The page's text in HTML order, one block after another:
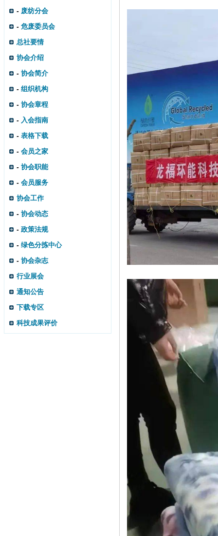
- 废纺分会
- 危废委员会
总社要情
协会介绍
- 协会简介
- 组织机构
- 协会章程
- 入会指南
- 表格下载
- 会员之家
- 协会职能
- 会员服务
协会工作
- 协会动态
- 政策法规
- 绿色分拣中心
- 协会杂志
行业展会
通知公告
下载专区
科技成果评价